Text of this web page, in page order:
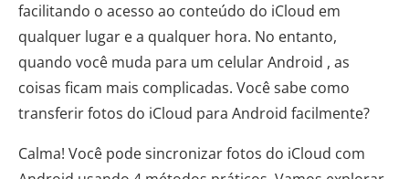
facilitando o acesso ao conteúdo do iCloud em
qualquer lugar e a qualquer hora. No entanto,
quando você muda para um celular Android , as
coisas ficam mais complicadas. Você sabe como
transferir fotos do iCloud para Android facilmente?
Calma! Você pode sincronizar fotos do iCloud com